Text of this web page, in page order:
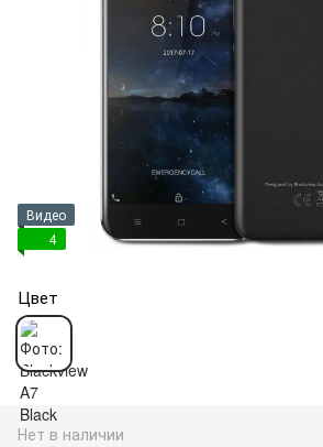
Видео
4
Цвет
Нет в наличии